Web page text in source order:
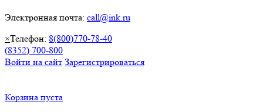
Электронная почта: call@ink.ru
×Телефон: 8(800)770-78-40
(8352) 700-800
Войти на сайт Зарегистрироваться
Корзина пуста